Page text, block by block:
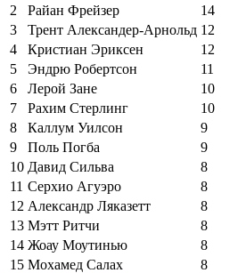
2
Райан Фрейзер
14
3
Трент Александер-Арнольд 12
4
Кристиан Эриксен
12
5
Эндрю Робертсон
11
6
Лерой Зане
10
7
Рахим Стерлинг
10
8
Каллум Уилсон
9
9
Поль Погба
9
10 Давид Сильва
8
11 Серхио Агуэро
8
12 Александр Ляказетт
8
13 Мэтт Ритчи
8
14 Жоау Моутинью
8
15 Мохамед Салах
8